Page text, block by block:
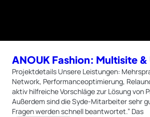
ANOUK Fashion: Multisite &
Projektdetails Unsere Leistungen:
Network, Performanceoptimierung,
aktiv hilfreiche Vorschläge zur Lösung von
Außerdem sind die Syde-Mitarbeiter sehr
Fragen werden schnell beantwortet.” Das